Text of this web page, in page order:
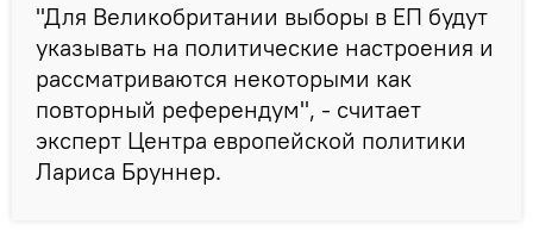
"Для Великобритании выборы в ЕП будут
указывать на политические настроения и
рассматриваются некоторыми как
повторный референдум", - считает
эксперт Центра европейской политики
Лариса Бруннер.